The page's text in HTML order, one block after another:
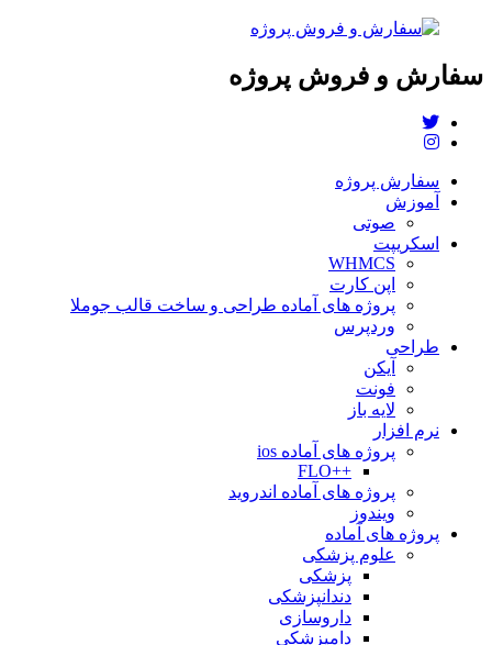
سفارش و فروش پروژه
سفارش پروژه
آموزش
صوتی
اسکریپت
WHMCS
اپن کارت
پروژه های آماده طراحی و ساخت قالب جوملا
وردپرس
طراحی
آیکن
فونت
لایه باز
نرم افزار
پروژه های آماده ios
++FLO
پروژه های آماده اندروید
ویندوز
پروژه های آماده
علوم پزشکی
پزشکی
دندانپزشکی
داروسازی
دامپزشکی